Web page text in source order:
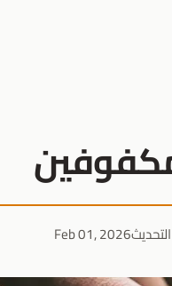
Feb 01, 2026